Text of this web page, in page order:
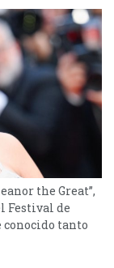
the Great”,
Festival de
conocido tanto
del Universo
a la Viuda